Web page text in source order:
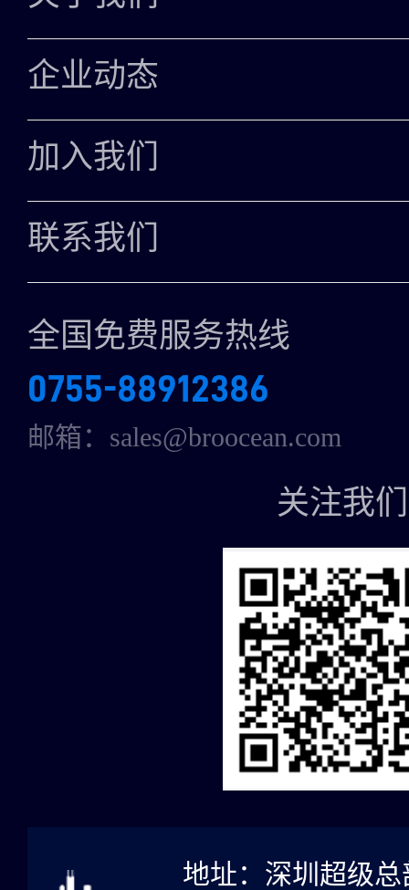
INTEL DT/MOBILE CPU
GPU
SOLIDIGM SSD
MEMORY
管理体系
公司简介
企业文化
发展历程
荣誉资质
企业动态
公司活动
加入我们
人才招聘
联系我们
我们的团队
全国免费服务热线
0755-88912386
邮箱：sales@broocean.com
关注我们
地址：深圳超级